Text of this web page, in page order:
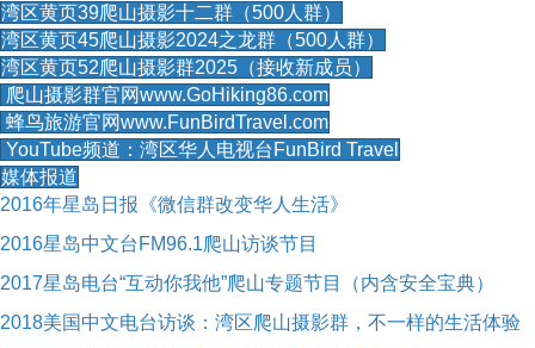
湾区黄页39爬山摄影十二群（500人群）
湾区黄页45爬山摄影2024之龙群（500人群）
湾区黄页52爬山摄影群2025（接收新成员）
爬山摄影群官网www.GoHiking86.com
蜂鸟旅游官网www.FunBirdTravel.com
YouTube频道：湾区华人电视台FunBird Travel
媒体报道
2016年星岛日报《微信群改变华人生活》
2016星岛中文台FM96.1爬山访谈节目
2017星岛电台“互动你我他”爬山专题节目（内含安全宝典）
2018美国中文电台访谈：湾区爬山摄影群，不一样的生活体验